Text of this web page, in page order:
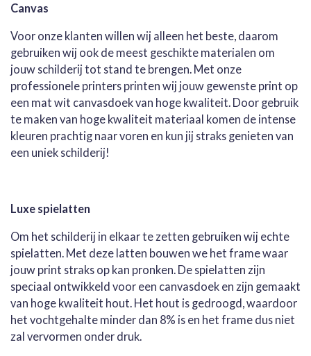
Canvas
Voor onze klanten willen wij alleen het beste, daarom
gebruiken wij ook de meest geschikte materialen om
jouw schilderij tot stand te brengen. Met onze
professionele printers printen wij jouw gewenste print op
een mat wit canvasdoek van hoge kwaliteit. Door gebruik
te maken van hoge kwaliteit materiaal komen de intense
kleuren prachtig naar voren en kun jij straks genieten van
een uniek schilderij!
Luxe spielatten
Om het schilderij in elkaar te zetten gebruiken wij echte
spielatten. Met deze latten bouwen we het frame waar
jouw print straks op kan pronken. De spielatten zijn
speciaal ontwikkeld voor een canvasdoek en zijn gemaakt
van hoge kwaliteit hout. Het hout is gedroogd, waardoor
het vochtgehalte minder dan 8% is en het frame dus niet
zal vervormen onder druk.